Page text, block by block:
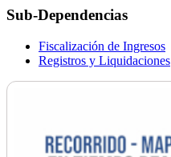
Sub-Dependencias
Fiscalización de Ingresos
Registros y Liquidaciones